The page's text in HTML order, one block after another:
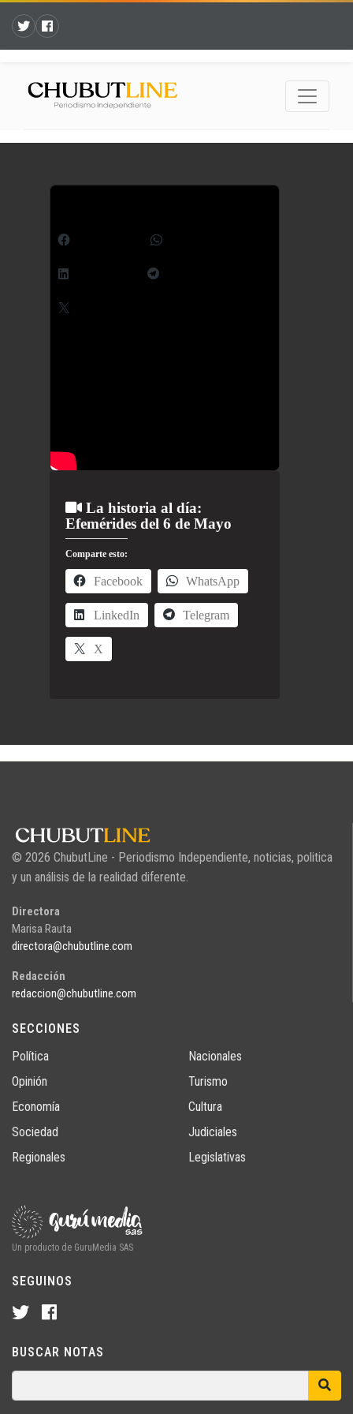
La historia al día:
Efemérides del 6 de Mayo
Comparte esto:
Facebook WhatsApp
LinkedIn Telegram
X
© 2026 ChubutLine - Periodismo Independiente, noticias, politica
y un análisis de la realidad diferente.
Directora
Marisa Rauta
directora@chubutline.com
Redacción
redaccion@chubutline.com
SECCIONES
Política
Opinión
Economía
Sociedad
Regionales
Nacionales
Turismo
Cultura
Judiciales
Legislativas
Un producto de GuruMedia SAS
SEGUINOS
BUSCAR NOTAS